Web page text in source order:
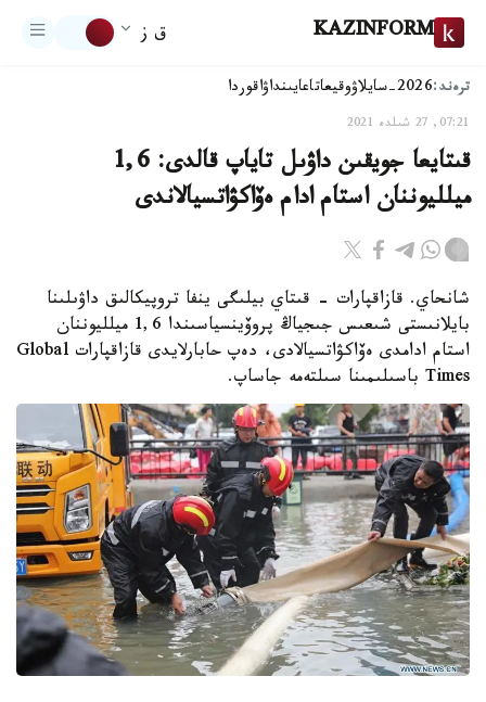
KAZINFORM ق ز
ترەند:2026-سايلاۋ وقيعاتاعايىنداۋاقوردا
07:21, 27 شىلدە 2021
قىتايعا جويقىن داۋىل تاياپ قالدى: 1,6
ميلليوننان استام ادام ەۆاكۋاتسيالاندى
شانحاي. قازاقپارات - قىتاي بيلىگى ينفا تروپيكالىق داۋىلىنا
بايلانىستى شىعىس جىجياڭ پروۆينسياسىندا 1,6 ميلليوننان
استام ادامدى ەۆاكۋاتسيالادى، دەپ حابارلايدى قازاقپارات Global
Times باسىلىمىنا سىلتەمە جاساپ.